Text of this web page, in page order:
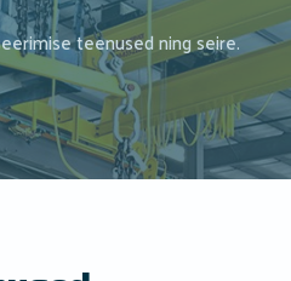
teenused ning seire.